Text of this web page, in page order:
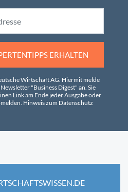
ERHALTEN
Wirtschaft AG. Hiermit melde
"Business Digest" an. Sie
Link am Ende jeder Ausgabe oder
Hinweis zum Datenschutz